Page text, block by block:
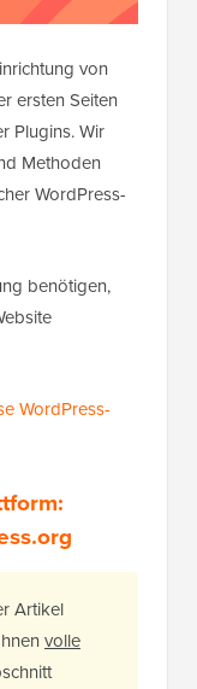
von
ersten Seiten
Plugins. Wir
Methoden
WordPress-
benötigen,
WordPress-
Artikel
volle